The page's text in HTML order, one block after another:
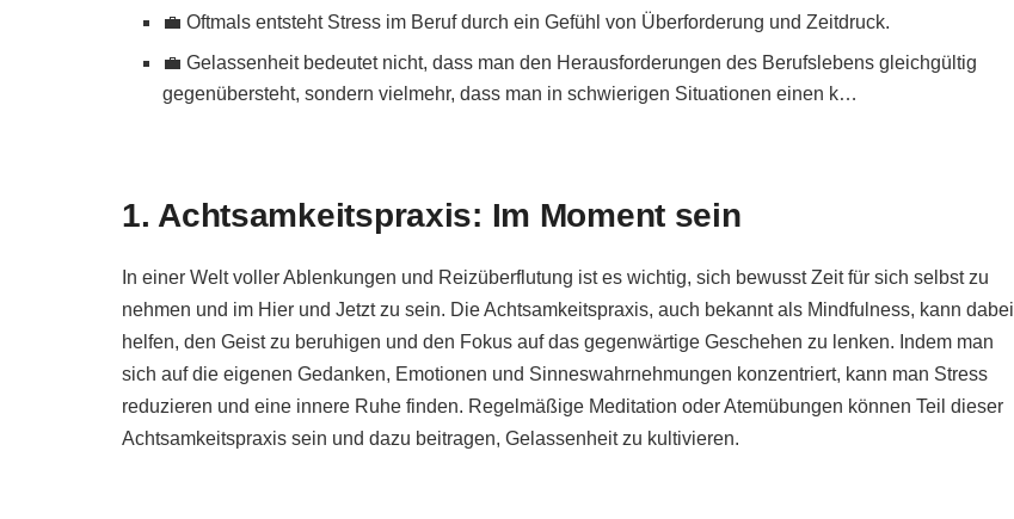
💼 Oftmals entsteht Stress im Beruf durch ein Gefühl von Überforderung und Zeitdruck.
💼 Gelassenheit bedeutet nicht, dass man den Herausforderungen des Berufslebens gleichgültig
gegenübersteht, sondern vielmehr, dass man in schwierigen Situationen einen k…
1. Achtsamkeitspraxis: Im Moment sein
In einer Welt voller Ablenkungen und Reizüberflutung ist es wichtig, sich bewusst Zeit für sich selbst zu
nehmen und im Hier und Jetzt zu sein. Die Achtsamkeitspraxis, auch bekannt als Mindfulness, kann dabei
helfen, den Geist zu beruhigen und den Fokus auf das gegenwärtige Geschehen zu lenken. Indem man
sich auf die eigenen Gedanken, Emotionen und Sinneswahrnehmungen konzentriert, kann man Stress
reduzieren und eine innere Ruhe finden. Regelmäßige Meditation oder Atemübungen können Teil dieser
Achtsamkeitspraxis sein und dazu beitragen, Gelassenheit zu kultivieren.